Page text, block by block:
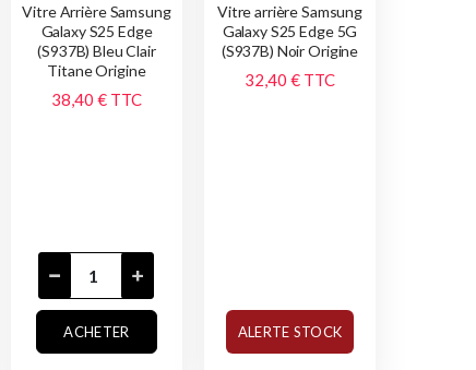
Vitre Arrière Samsung
Galaxy S25 Edge
(S937B) Bleu Clair
Titane Origine
38,40 € TTC
ACHETER
Vitre arrière Samsung
Galaxy S25 Edge 5G
(S937B) Noir Origine
32,40 € TTC
ALERTE STOCK